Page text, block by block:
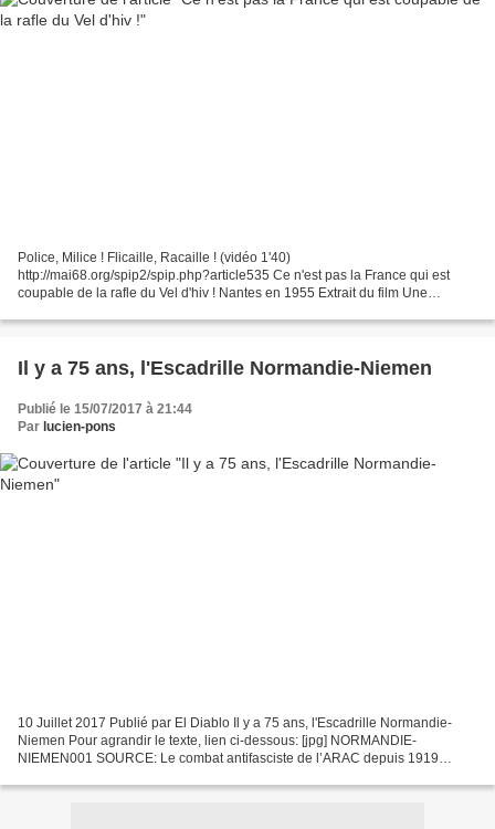
Police, Milice ! Flicaille, Racaille ! (vidéo 1'40)
http://mai68.org/spip2/spip.php?article535 Ce n'est pas la France qui est
coupable de la rafle du Vel d'hiv ! Nantes en 1955 Extrait du film Une
Il y a 75 ans, l'Escadrille Normandie-Niemen
Publié le 15/07/2017 à 21:44
Par lucien-pons
10 Juillet 2017 Publié par El Diablo Il y a 75 ans, l'Escadrille Normandie-
Niemen Pour agrandir le texte, lien ci-dessous: [jpg] NORMANDIE-
NIEMEN001 SOURCE: Le combat antifasciste de l’ARAC depuis 1919
antifasciste-de-larac-depuis-1919/...